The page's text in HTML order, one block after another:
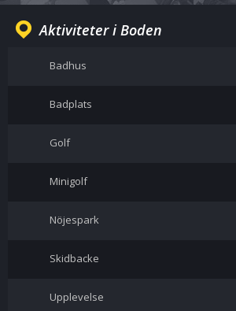
Aktiviteter i Boden
Badhus
Badplats
Golf
Minigolf
Nöjespark
Skidbacke
Upplevelse